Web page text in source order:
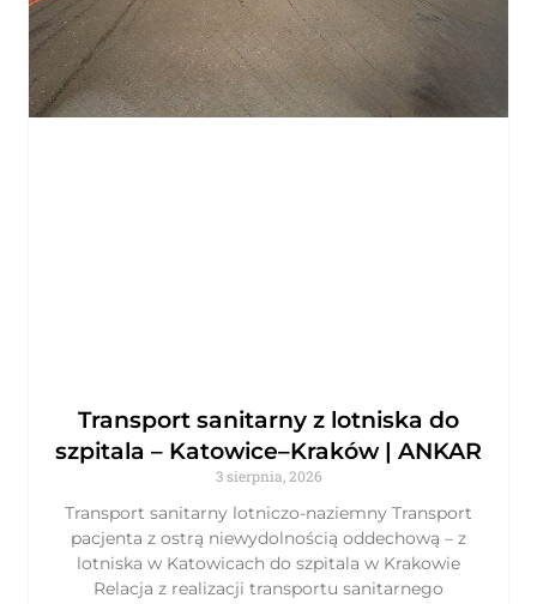
Transport sanitarny z lotniska do
szpitala – Katowice–Kraków | ANKAR
3 sierpnia, 2026
Transport sanitarny lotniczo-naziemny Transport
pacjenta z ostrą niewydolnością oddechową – z
lotniska w Katowicach do szpitala w Krakowie
Relacja z realizacji transportu sanitarnego